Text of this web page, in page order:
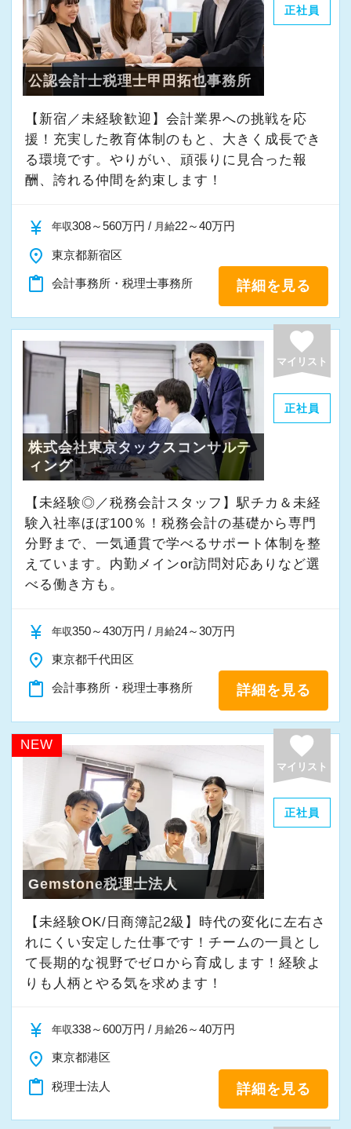
・その他付随する業務
これまでの会計事務所や経理経験を活かしてご
活躍いただけます。
また、経験やスキルに応じて徐々に担当する業
務の幅を広げていただきます。
将来的には申告書レビューなど、専門性を高め
どこでも通用する実務スキルを身につけなが
★当事務所ではこんな方をお待ちしています！
当事務所では、職員同士が協力しながら気持ち
よく働ける環境づくりを大切にしています。
経験やスキルももちろん重要ですが、それ以上
に周囲への思いやりや感謝の気持ちを持ち、誠
実に仕事へ向き合える方と一緒に働きたいと考
えています。
・素直な姿勢で新しいことを学べる方
・周囲と協力しながら業務を進められる方
・お客様や仲間に対して誠実に対応できる方
・成長意欲を持ち、前向きにチャレンジできる
方
また、当事務所ではDX化や業務改善などにも積
極的に取り組んでいます。
「まずはやってみる」
「新しいことにも前向きに挑戦してみる」
そんな姿勢をお持ちの方であれば、経験を活か
しながらさらに成長できる環境です。
一緒に学び、成長しながら、お客様のお役に立
てる仕事をしていきませんか。
★事務所の理念★
～事業の発展に寄与するために、公正で健全な
会計・税務を通じて、貢献できる価値を提供
し、人生豊かで幸せになるための力となること
～
当事務所では、経営者やそこで働く社員の皆さ
に取り組んでいます。
また、職員一人ひとりが仕事にやりがいや成長
を感じながら、安心して長く働ける事務所であ
正社員
公認会計士税理士甲田拓也事務所
【新宿／未経験歓迎】会計業界への挑戦を応
援！充実した教育体制のもと、大きく成長でき
る環境です。やりがい、頑張りに見合った報
酬、誇れる仲間を約束します！
currency_yen 年収308～560万円 / 月給22～40万円
place 東京都新宿区
content_paste 会計事務所・税理士事務所 詳細を見る
favorite
マイリスト
正社員
株式会社東京タックスコンサルテ
ィング
【未経験◎／税務会計スタッフ】駅チカ＆未経
験入社率ほぼ100％！税務会計の基礎から専門
分野まで、一気通貫で学べるサポート体制を整
えています。内勤メインor訪問対応ありなど選
べる働き方も。
currency_yen 年収350～430万円 / 月給24～30万円
place 東京都千代田区
content_paste 会計事務所・税理士事務所 詳細を見る
NEW favorite
マイリスト
正社員
Gemstone税理士法人
【未経験OK/日商簿記2級】時代の変化に左右さ
れにくい安定した仕事です！チームの一員とし
て⻑期的な視野でゼロから育成します！経験よ
りも人柄とやる気を求めます！
currency_yen 年収338～600万円 / 月給26～40万円
place 東京都港区
content_paste 税理士法人 詳細を見る